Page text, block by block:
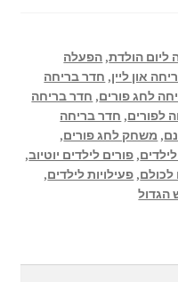
ליום הולדת, הפעלה
און ליין, חדר בריחה
לחג פורים, חדר בריחה
לפורים, חדר בריחה
, משחק לחג פורים,
, פורים לילדים יוטיוב,
, פעילויות לילדים,
הגדול